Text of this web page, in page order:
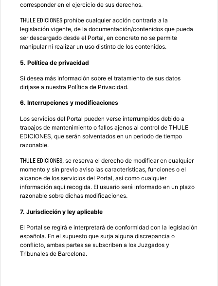
corresponder en el ejercicio de sus derechos.
THULE EDICIONES prohíbe cualquier acción contraria a la
legislación vigente, de la documentación/contenidos que pueda
ser descargado desde el Portal, en concreto no se permite
manipular ni realizar un uso distinto de los contenidos.
5. Política de privacidad
Si desea más información sobre el tratamiento de sus datos
diríjase a nuestra Política de Privacidad.
6. Interrupciones y modificaciones
Los servicios del Portal pueden verse interrumpidos debido a
trabajos de mantenimiento o fallos ajenos al control de THULE
EDICIONES, que serán solventados en un periodo de tiempo
razonable.
THULE EDICIONES, se reserva el derecho de modificar en cualquier
momento y sin previo aviso las características, funciones o el
alcance de los servicios del Portal, así como cualquier
información aquí recogida. El usuario será informado en un plazo
razonable sobre dichas modificaciones.
7. Jurisdicción y ley aplicable
El Portal se regirá e interpretará de conformidad con la legislación
española. En el supuesto que surja alguna discrepancia o
conflicto, ambas partes se subscriben a los Juzgados y
Tribunales de Barcelona.